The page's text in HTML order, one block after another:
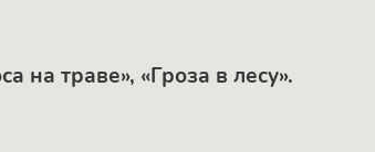
на траве», «Гроза в лесу».